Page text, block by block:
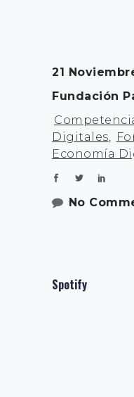
21
Fundación
Digitales
Economía
No
Spotify